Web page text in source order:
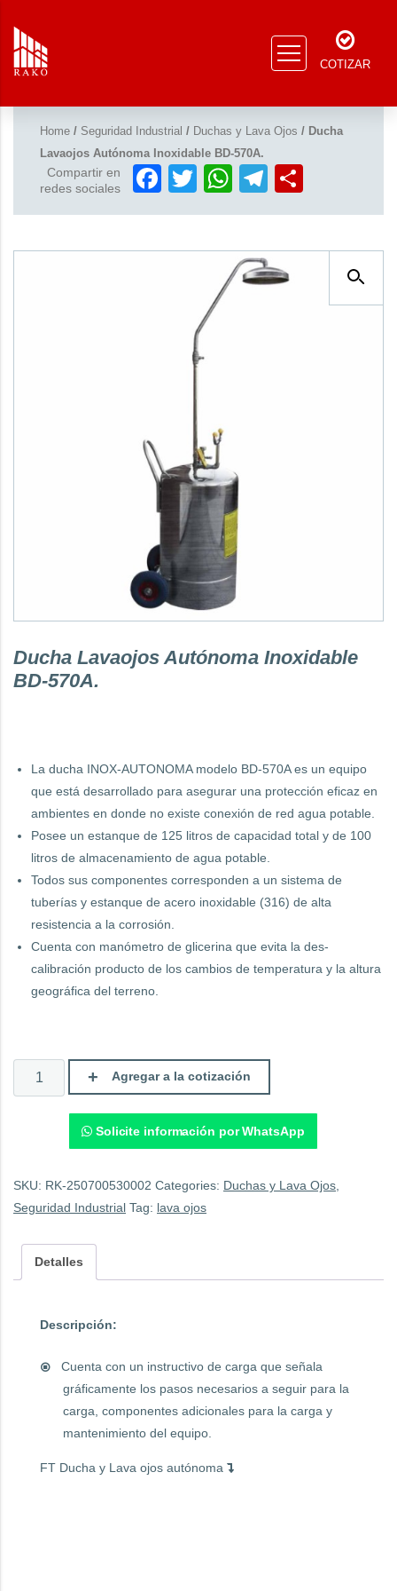
COTIZAR
Home / Seguridad Industrial / Duchas y Lava Ojos / Ducha
Lavaojos Autónoma Inoxidable BD-570A.
Compartir en
redes sociales
Facebook
TwitterWhatsApp
Telegram
Ducha Lavaojos Autónoma Inoxidable
BD-570A.
La ducha INOX-AUTONOMA modelo BD-570A es un equipo
que está desarrollado para asegurar una protección eficaz en
ambientes en donde no existe conexión de red agua potable.
Posee un estanque de 125 litros de capacidad total y de 100
litros de almacenamiento de agua potable.
Todos sus componentes corresponden a un sistema de
tuberías y estanque de acero inoxidable (316) de alta
resistencia a la corrosión.
Cuenta con manómetro de glicerina que evita la des-
calibración producto de los cambios de temperatura y la altura
geográfica del terreno.
Ducha
Lavaojos
Autónoma
Agregar a la cotización
Solicite información por WhatsApp
SKU: RK-250700530002 Categories: Duchas y Lava Ojos
Seguridad Industrial Tag: lava ojos
Detalles
Descripción:
Cuenta con un instructivo de carga que señala
gráficamente los pasos necesarios a seguir para la
carga, componentes adicionales para la carga y
mantenimiento del equipo.
FT Ducha y Lava ojos autónoma